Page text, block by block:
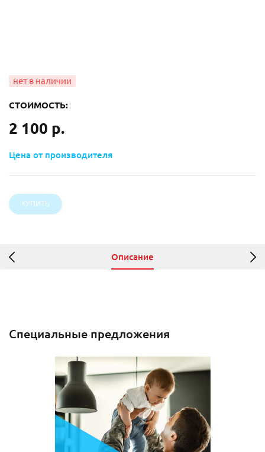
СТОИМОСТЬ:
2 100 р.
Цена от производителя
Описание
Специальные предложения